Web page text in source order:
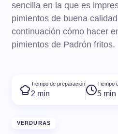
sencilla en la que es
pimientos de buena
continuación cómo hacer
pimientos de Padrón fritos.
Tiempo de preparación
2 min
Tiempo
5 min
VERDURAS